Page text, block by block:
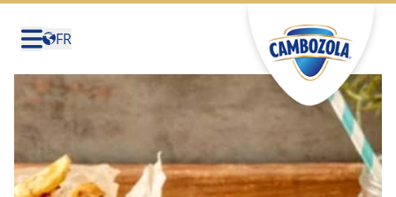
FR
Deutschland
(Deutsch)
United States (English)
Canada (English)